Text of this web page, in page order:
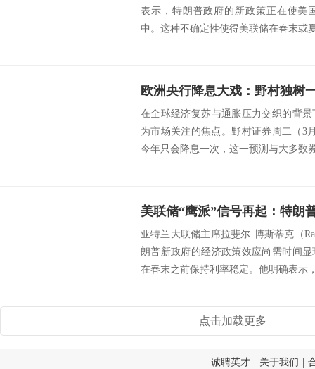
表示，特朗普政府的新政策正在使美
中。这种不确定性使得美联储在春末或
欧洲央行降息大戏：野村独树
在全球经济复苏与通胀压力交织的背
为市场关注的焦点。野村证券周二（3
今年只会降息一次，这一预测与大多数
亚特兰大联储主席拉斐尔·博斯蒂克（
朗普新政府的经济政策效应尚需时间
在春末之前保持利率稳定。他明确表示
点击加载更多
诚聘英才 关于我们